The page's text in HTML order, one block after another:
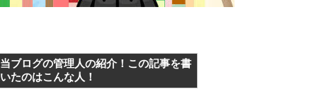
当ブログの管理人の紹介！この記事を書
いたのはこんな人！